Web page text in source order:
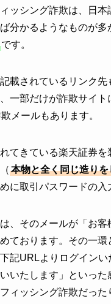
ッシング詐欺は、日
分かるようなものが多
です。
載されているリンク
一部だけが詐欺サイト
メールもあります。
てきている楽天証券
本物と全く同じ造り
に取引パスワードの入
、そのメールが「お
ております。その一環
記URLよりログイン
いたします」といっ
ィッシング詐欺だった